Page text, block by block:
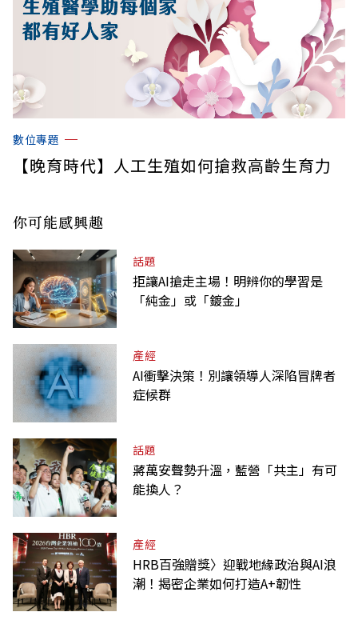
數位專題
【晚育時代】人工生殖如何搶救高齡生育力
你可能感興趣
話題
拒讓AI搶走主場！明辨你的學習是
「純金」或「鍍金」
產經
AI衝擊決策！別讓領導人深陷冒牌者
症候群
話題
蔣萬安聲勢升溫，藍營「共主」有可
能換人？
產經
HRB百強贈獎〉迎戰地緣政治與AI浪
潮！揭密企業如何打造A+韌性